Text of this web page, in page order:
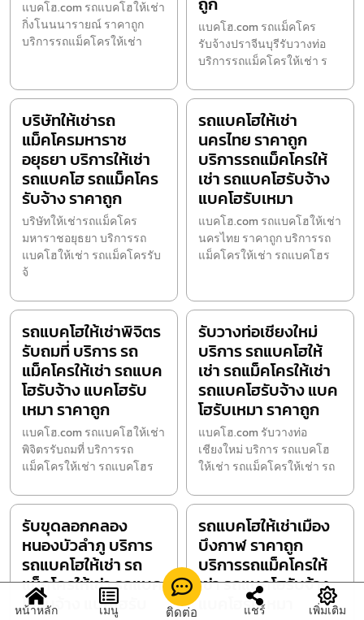
แบคโฮ.com รถแบคโฮให้เช่า
กิ่งโนนนารายณ์ ราคาถูก
บริการรถแม็คโครให้เช่า
แบคโฮ.com รถแม็คโคร
รับจ้างปราจีนบุรีรับวางท่อ
บริการรถแม็คโครให้เช่า ร
บริษัทให้เช่ารถ
แม็คโครมหาราช
อยุธยา บริการให้เช่า
รถแบคโฮ รถแม็คโคร
รับจ้าง ราคาถูก
บริษัทให้เช่ารถแม็คโคร
มหาราชอยุธยา บริการรถ
แบคโฮให้เช่า รถแม็คโครรับ
จ้
รถแบคโฮให้เช่า
นครไทย ราคาถูก
บริการรถแม็คโครให้
เช่า รถแบคโฮรับจ้าง
แบคโฮรับเหมา
แบคโฮ.com รถแบคโฮให้เช่า
นครไทย ราคาถูก บริการรถ
แม็คโครให้เช่า รถแบคโฮร
รถแบคโฮให้เช่าพิจิตร
รับถมที่ บริการ รถ
แม็คโครให้เช่า รถแบค
โฮรับจ้าง แบคโฮรับ
เหมา ราคาถูก
แบคโฮ.com รถแบคโฮให้เช่า
พิจิตรรับถมที่ บริการรถ
แม็คโครให้เช่า รถแบคโฮร
รับวางท่อเชียงใหม่
บริการ รถแบคโฮให้
เช่า รถแม็คโครให้เช่า
รถแบคโฮรับจ้าง แบค
โฮรับเหมา ราคาถูก
แบคโฮ.com รับวางท่อ
เชียงใหม่ บริการ รถแบคโฮ
ให้เช่า รถแม็คโครให้เช่า รถ
รับขุดลอกคลอง
หนองบัวลำภู บริการ
รถแบคโฮให้เช่า รถ
แม็คโครให้เช่า รถแบค
โฮรับจ้าง แบคโฮรับ
รถแบคโฮให้เช่าเมือง
บึงกาฬ ราคาถูก
บริการรถแม็คโครให้
เช่า รถแบคโฮรับจ้าง
แบคโฮรับเหมา
หน้าหลัก เมนู ติดต่อ แชร์ เพิ่มเติม